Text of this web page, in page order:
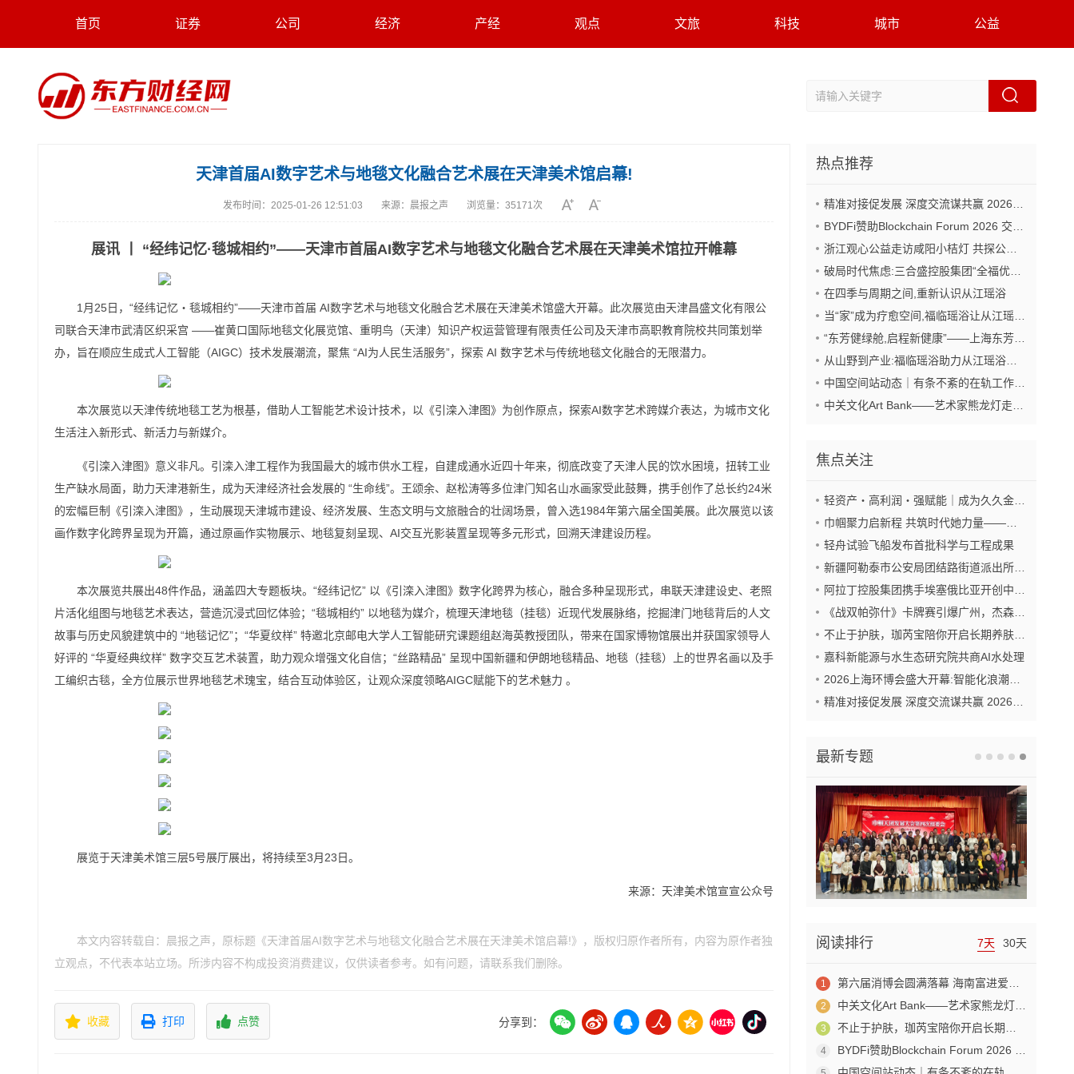
首页 证券 公司 经济 产经 观点 文旅 科技 城市 公益
天津首届AI数字艺术与地毯文化融合艺术展在天津美术馆启幕!
发布时间： 2025-01-26 12:51:03 来源： 晨报之声 浏览量： 35171次
展讯 丨 “经纬记忆·毯城相约”——天津市首届AI数字艺术与地毯文化融合艺术展在天津美术馆拉开帷幕
1月25日，“经纬记忆・毯城相约”——天津市首届 AI数字艺术与地毯文化融合艺术展在天津美术馆盛大开幕。此次展览由天津昌盛文化有限公
司联合天津市武清区织采宫 ——崔黄口国际地毯文化展览馆、重明鸟（天津）知识产权运营管理有限责任公司及天津市高职教育院校共同策划举
办，旨在顺应生成式人工智能（AIGC）技术发展潮流，聚焦 “AI为人民生活服务”，探索 AI 数字艺术与传统地毯文化融合的无限潜力。
本次展览以天津传统地毯工艺为根基，借助人工智能艺术设计技术，以《引滦入津图》为创作原点，探索AI数字艺术跨媒介表达，为城市文化
生活注入新形式、新活力与新媒介。
《引滦入津图》意义非凡。引滦入津工程作为我国最大的城市供水工程，自建成通水近四十年来，彻底改变了天津人民的饮水困境，扭转工业
生产缺水局面，助力天津港新生，成为天津经济社会发展的 “生命线”。王颂余、赵松涛等多位津门知名山水画家受此鼓舞，携手创作了总长约24米
的宏幅巨制《引滦入津图》，生动展现天津城市建设、经济发展、生态文明与文旅融合的壮阔场景，曾入选1984年第六届全国美展。此次展览以该
画作数字化跨界呈现为开篇，通过原画作实物展示、地毯复刻呈现、AI交互光影装置呈现等多元形式，回溯天津建设历程。
本次展览共展出48件作品，涵盖四大专题板块。“经纬记忆” 以《引滦入津图》数字化跨界为核心，融合多种呈现形式，串联天津建设史、老照
片活化组图与地毯艺术表达，营造沉浸式回忆体验；“毯城相约” 以地毯为媒介，梳理天津地毯（挂毯）近现代发展脉络，挖掘津门地毯背后的人文
故事与历史风貌建筑中的 “地毯记忆”；“华夏纹样” 特邀北京邮电大学人工智能研究课题组赵海英教授团队，带来在国家博物馆展出并获国家领导人
好评的 “华夏经典纹样” 数字交互艺术装置，助力观众增强文化自信；“丝路精品” 呈现中国新疆和伊朗地毯精品、地毯（挂毯）上的世界名画以及手
工编织古毯，全方位展示世界地毯艺术瑰宝，结合互动体验区，让观众深度领略AIGC赋能下的艺术魅力 。
展览于天津美术馆三层5号展厅展出，将持续至3月23日。
来源：天津美术馆宣宣公众号
本文内容转载自：晨报之声，原标题《天津首届AI数字艺术与地毯文化融合艺术展在天津美术馆启幕!》，版权归原作者所有，内容为原作者独
立观点，不代表本站立场。所涉内容不构成投资消费建议，仅供读者参考。如有问题，请联系我们删除。
收藏 打印 点赞 分享到：
热点推荐
在四季与周期之间,重新认识从江瑶浴
焦点关注
轻舟试验飞船发布首批科学与工程成果
嘉科新能源与水生态研究院共商AI水处理
最新专题
阅读排行 7天 30天
1 第六届消博会圆满落幕 海南富进爱科合成生物成果赋能生物制造产业新发展
2 中关文化Art Bank——艺术家熊龙灯走进兴业银行北京开发区私行
3 不止于护肤，珈芮宝陪你开启长期养肤之旅
4 BYDFi赞助Blockchain Forum 2026 交流Web3与AI生态